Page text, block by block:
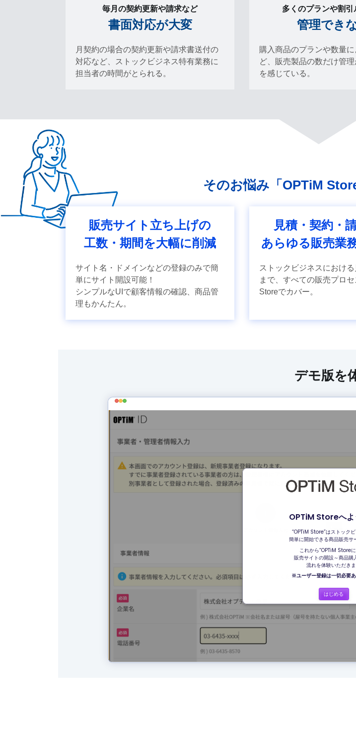
毎月の契約更新や請求など
書面対応が大変
月契約の場合の契約更新や請求書送付の
対応など、ストックビジネス特有業務に
担当者の時間がとられる。
多くのプランや割引
管理でき
購入商品のプランや数量
ど、販売製品の数だけ管
を感じている。
そのお悩み 「OPTiM
販売サイト立ち上げの
工数・期間を大幅に削減
サイト名・ドメインなどの登録のみで簡
単にサイト開設可能！
シンプルなUIで顧客情報の確認、商品管
理もかんたん。
見積・契約・
あらゆる販売業
ストックビジネスにおけ
まで、すべての販売プロ
Storeでカバー。
デモ版を